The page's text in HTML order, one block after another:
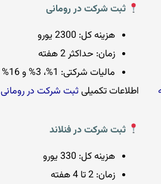
ثبت شرکت در رومانی
هزینه کل: 2300 یورو
زمان: حداکثر 2 هفته
مالیات شرکتی: 1%، 3% و 16%
اطلاعات تکمیلیثبت شرکت در رومانی
ثبت شرکت در فنلاند
هزینه کل: 330 یورو
زمان: 2 تا 4 هفته